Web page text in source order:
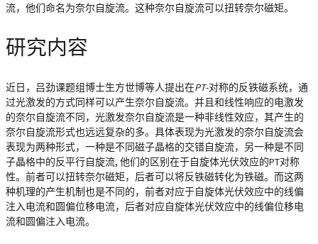
流，他们命名为奈尔自旋流。这种奈尔自旋流可以扭转奈尔磁矩。
研究内容
近日，吕劲课题组博士生方世博等人提出在PT-对称的反铁磁系统，通
过光激发的方式同样可以产生奈尔自旋流。并且和线性响应的电激发
的奈尔自旋流不同，光激发奈尔自旋流是一种非线性效应，其产生的
奈尔自旋流形式也远远复杂的多。具体表现为光激发的奈尔自旋流会
表现为两种形式，一种是不同磁子晶格的交错自旋流，另一种是不同
子晶格中的反平行自旋流, 他们的区别在于自旋体光伏效应的PT对称
性。前者可以扭转奈尔磁矩，后者可以将反铁磁转化为铁磁。而这两
种机理的产生机制也是不同的，前者对应于自旋体光伏效应中的线偏
注入电流和圆偏位移电流，后者对应自旋体光伏效应中的线偏位移电
流和圆偏注入电流。